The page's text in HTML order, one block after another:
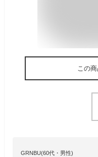
この
GRNBU(60代・男性)